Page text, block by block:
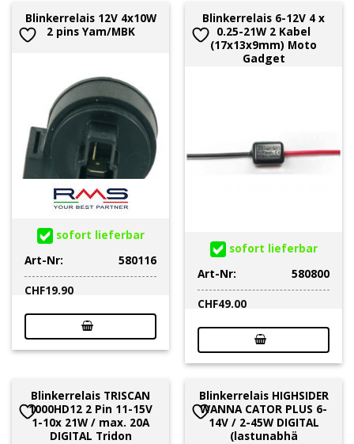
Blinkerrelais 12V 4x10W
2 pins Yam/MBK
sofort lieferbar
Art-Nr:
580116
CHF19.90
Blinkerrelais 6-12V 4 x
0.25-21W 2 Kabel
(17x13x9mm) Moto
Gadget
sofort lieferbar
Art-Nr:
580800
CHF49.00
Blinkerrelais TRISCAN
1000HD12 2 Pin 11-15V
1-10x 21W / max. 20A
DIGITAL Tridon
Blinkerrelais HIGHSIDER
WANNA CATOR PLUS 6-
14V / 2-45W DIGITAL
(lastunabhä